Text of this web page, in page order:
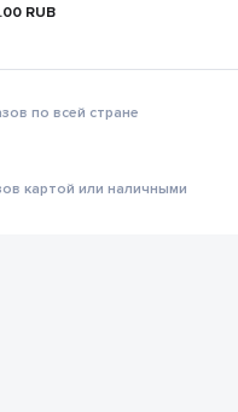
RUB
по всей стране
картой или наличными